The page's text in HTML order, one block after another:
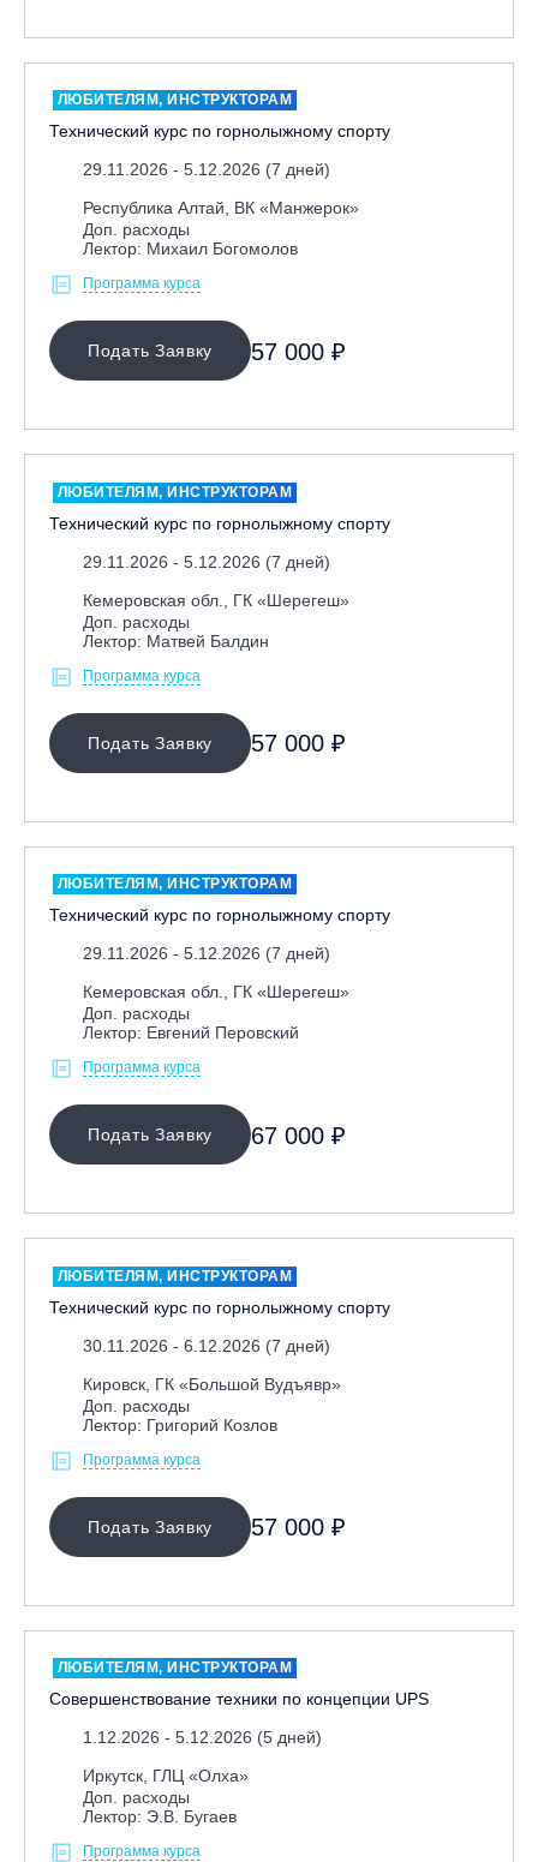
ЛЮБИТЕЛЯМ, ИНСТРУКТОРАМ
Технический курс по горнолыжному спорту
29.11.2026 - 5.12.2026 (7 дней)
Республика Алтай, ВК «Манжерок»
Доп. расходы
Лектор: Михаил Богомолов
Программа курса
Подать Заявку 57 000 ₽
ЛЮБИТЕЛЯМ, ИНСТРУКТОРАМ
Технический курс по горнолыжному спорту
29.11.2026 - 5.12.2026 (7 дней)
Кемеровская обл., ГК «Шерегеш»
Доп. расходы
Лектор: Матвей Балдин
Программа курса
Подать Заявку 57 000 ₽
ЛЮБИТЕЛЯМ, ИНСТРУКТОРАМ
Технический курс по горнолыжному спорту
29.11.2026 - 5.12.2026 (7 дней)
Кемеровская обл., ГК «Шерегеш»
Доп. расходы
Лектор: Евгений Перовский
Программа курса
Подать Заявку 67 000 ₽
ЛЮБИТЕЛЯМ, ИНСТРУКТОРАМ
Технический курс по горнолыжному спорту
30.11.2026 - 6.12.2026 (7 дней)
Кировск, ГК «Большой Вудъявр»
Доп. расходы
Лектор: Григорий Козлов
Программа курса
Подать Заявку 57 000 ₽
ЛЮБИТЕЛЯМ, ИНСТРУКТОРАМ
Совершенствование техники по концепции UPS
1.12.2026 - 5.12.2026 (5 дней)
Иркутск, ГЛЦ «Олха»
Доп. расходы
Лектор: Э.В. Бугаев
Программа курса